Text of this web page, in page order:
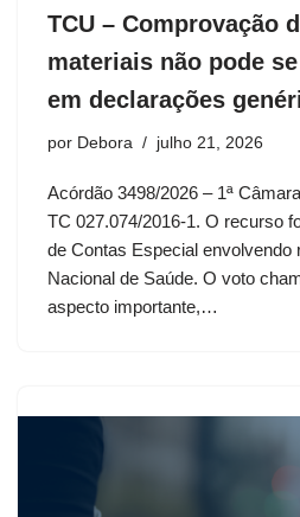
TCU – Comprovação
materiais não pode
em declarações
por Debora julho 21, 2026
Acórdão 3498/2026 – 1ª
TC 027.074/2016-1. O recurso
de Contas Especial envolvendo
Nacional de Saúde. O voto
aspecto importante,…